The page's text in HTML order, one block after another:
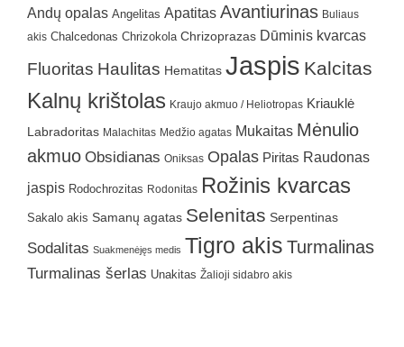
Andų opalas Angelitas Apatitas Avantiurinas Buliaus
akis Chalcedonas Chrizokola Chrizoprazas Dūminis kvarcas
Fluoritas Haulitas Hematitas Jaspis Kalcitas
Kalnų krištolas Kraujo akmuo / Heliotropas Kriauklė
Labradoritas Malachitas Medžio agatas Mukaitas Mėnulio
akmuo Obsidianas Oniksas Opalas Piritas Raudonas
jaspis Rodochrozitas Rodonitas Rožinis kvarcas
Sakalo akis Samanų agatas Selenitas Serpentinas
Sodalitas Suakmenėjęs medis Tigro akis Turmalinas
Turmalinas šerlas Unakitas Žalioji sidabro akis